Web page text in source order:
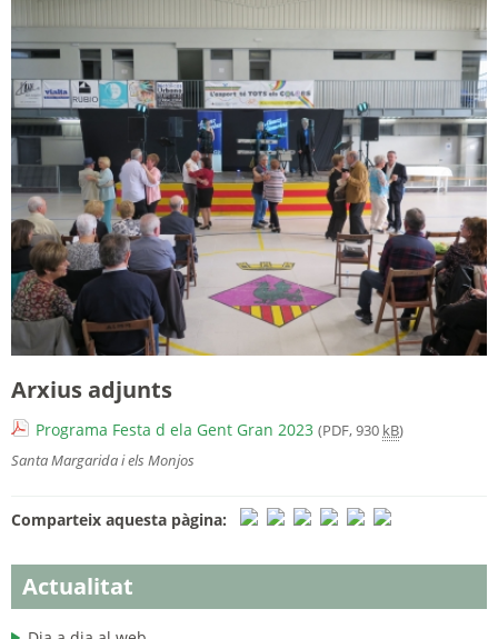
Actualitat
Arxius adjunts
Programa Festa d ela Gent Gran 2023 (PDF, 930 kB)
Santa Margarida i els Monjos
Comparteix aquesta pàgina: